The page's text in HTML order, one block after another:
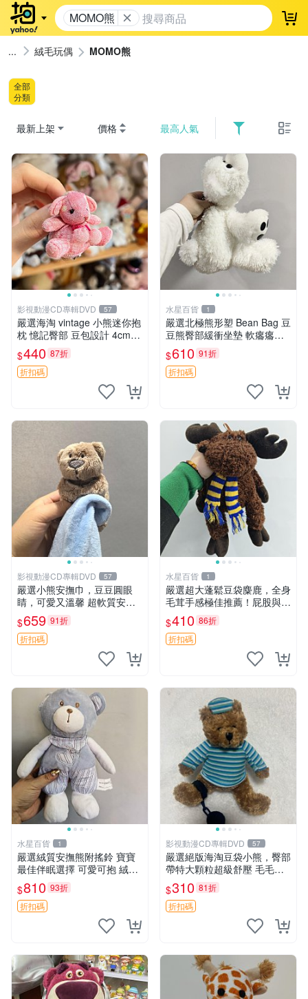
MOMO熊 登
絨毛玩偶 MOMO熊
全部
分類
最新上架 價格 最高人氣
影視動漫CD專輯DVD 57
嚴選海淘 vintage 小熊迷你抱
枕 憶記臀部 豆包設計 4cm
高 推薦收藏 迷你豆包小熊、
高臀部、豆袋抱枕
$440 87折
折扣碼
水星百貨 1
嚴選北極熊形塑 Bean Bag 豆
豆熊臀部緩衝坐墊 軟癟癟舒
壓設計 保暖又實用 適合久坐
放松 推薦居家使用 RUSS系
列 豆豆熊屁屁坐墊 3D顆粒結
$610 91折
折扣碼
影視動漫CD專輯DVD 57
嚴選小熊安撫巾，豆豆圓眼
睛，可愛又溫馨 超軟質安撫
巾，豆豆設計，哄睡好幫手
約克豆豆眼安撫巾 數碼豆豆
眼
$659 91折
折扣碼
水星百貨 1
嚴選超大蓬鬆豆袋麋鹿，全身
毛茸手感極佳推薦！屁股與四
肢填充均勻，適合收藏與孩童
共賞。 麋鹿 豆袋 毛茸玩具
$410 86折
折扣碼
水星百貨 1
嚴選絨質安撫熊附搖鈴 寶寶
最佳伴眠選擇 可愛可抱 絨毛
玩具 安撫熊 嬰兒用
$810 93折
折扣碼
影視動漫CD專輯DVD 57
嚴選絕版海淘豆袋小熊，臀部
帶特大顆粒超級舒壓 毛毛摸
起來格外順滑適合收藏 100%
棉質 豆袋枕 豆袋、抱枕、小
熊
$310 81折
折扣碼